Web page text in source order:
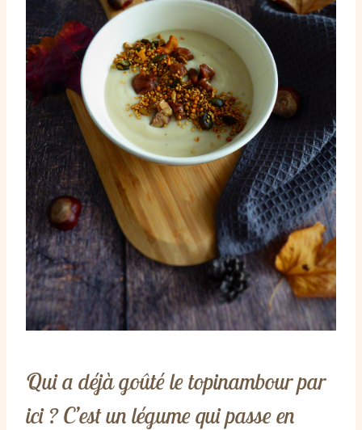
Qui a déjà goûté le topinambour par
ici ? C’est un légume qui passe en